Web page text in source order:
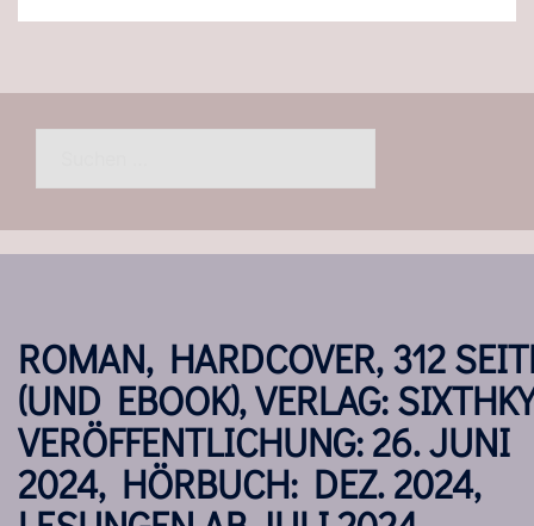
ROMAN, HARDCOVER, 312
(UND EBOOK), VERLAG:
VERÖFFENTLICHUNG: 26. JUNI
2024, HÖRBUCH: DEZ. 2024,